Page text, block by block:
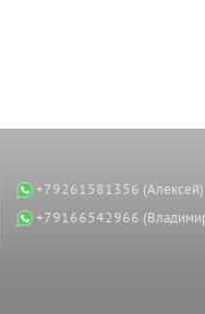
+79261581356 (Алексей)
+79166542966